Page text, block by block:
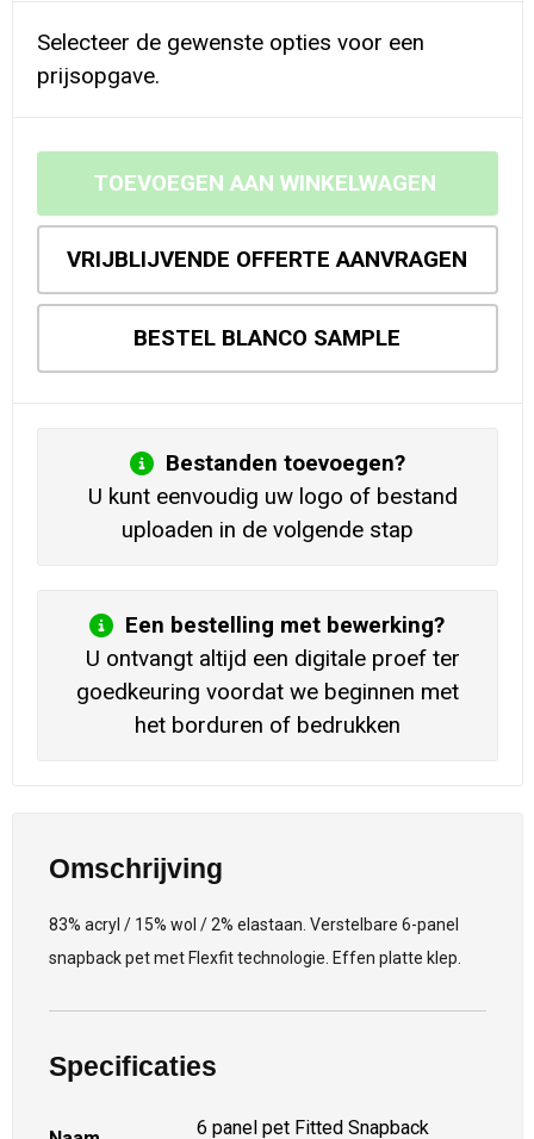
Selecteer de gewenste opties voor een
prijsopgave.
TOEVOEGEN AAN WINKELWAGEN
VRIJBLIJVENDE OFFERTE AANVRAGEN
BESTEL BLANCO SAMPLE
Bestanden toevoegen?
U kunt eenvoudig uw logo of bestand
uploaden in de volgende stap
Een bestelling met bewerking?
U ontvangt altijd een digitale proef ter
goedkeuring voordat we beginnen met
het borduren of bedrukken
Omschrijving
83% acryl / 15% wol / 2% elastaan. Verstelbare 6-panel
snapback pet met Flexfit technologie. Effen platte klep.
Specificaties
6 panel pet Fitted Snapback